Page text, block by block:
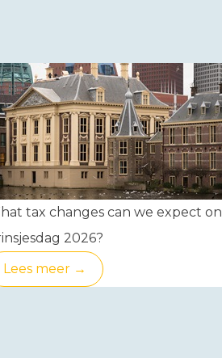
tax changes can we expect on
2026?
Lees meer →